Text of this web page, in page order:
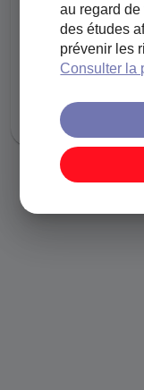
CETTE
au regard
des études
prévenir les
Consulter la